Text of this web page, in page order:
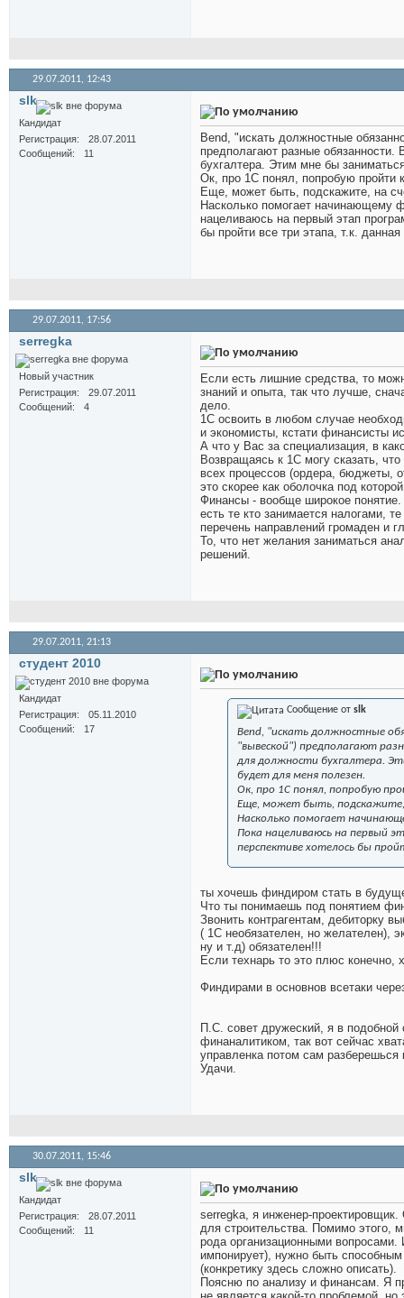
29.07.2011, 12:43
slk
Кандидат
Регистрация
28.07.2011
Сообщений
11
Bend, "искать должностные
предполагают разные
бухгалтера. Этим мне бы
Ок, про 1С понял, попробую пройти
Еще, может быть, подскажите, на
Насколько помогает начинающему
нацеливаюсь на первый этап
бы пройти все три этапа, т.к.
29.07.2011, 17:56
serregka
Новый участник
Регистрация
29.07.2011
Сообщений
4
Если есть лишние средства, то
знаний и опыта, так что лучше,
дело.
1С освоить в любом случае
и экономисты, кстати финансисты
А что у Вас за специализация, в
Возвращаясь к 1С могу сказать,
всех процессов (ордера, бюджеты,
это скорее как оболочка под
Финансы - вообще широкое
есть те кто занимается налогами,
перечень направлений громаден и
То, что нет желания заниматься
решений.
29.07.2011, 21:13
студент 2010
Кандидат
Регистрация
05.11.2010
Сообщений
17
Сообщение от slk
Bend, "искать должностные
"вывеской") предполагают
для должности бухгалтера.
будет для меня полезен.
Ок, про 1С понял, попробую
Еще, может быть, подскажите,
Насколько помогает
Пока нацеливаюсь на первый
перспективе хотелось бы
ты хочешь финдиром стать в
Что ты понимаешь под понятием
Звонить контрагентам, дебиторку
( 1С необязателен, но желателен),
ну и т.д) обязателен!!!
Если технарь то это плюс конечно,
Финдирами в основнов всетаки
П.С. совет дружеский, я в подобной
финаналитиком, так вот сейчас
управленка потом сам
Удачи.
30.07.2011, 15:46
slk
Кандидат
Регистрация
28.07.2011
Сообщений
11
serregka, я инженер-
для строительства. Помимо этого,
рода организационными
импонирует), нужно быть
(конкретику здесь сложно описать).
Поясню по анализу и финансам. Я